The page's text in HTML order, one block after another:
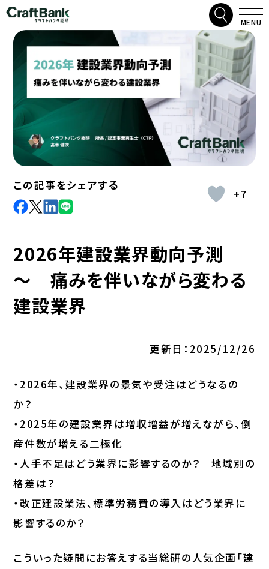
MENU
検索
この記事をシェアする
facebook
X LinkdIn
+7
2026年建設業界動向予測
～ 痛みを伴いながら変わる
建設業界
更新日：2025/12/26
・2026年、建設業界の景気や受注はどうなるの
か？
・2025年の建設業界は増収増益が増えながら、倒
産件数が増える二極化
・人手不足はどう業界に影響するのか？ 地域別の
格差は？
・改正建設業法、標準労務費の導入はどう業界に
影響するのか？
こういった疑問にお答えする当総研の人気企画「建